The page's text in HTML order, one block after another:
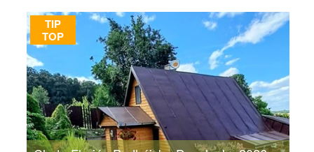
TIP
TOP